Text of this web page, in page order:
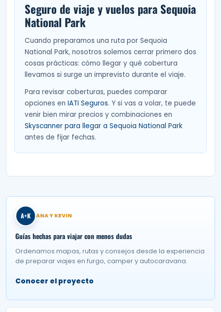
Seguro de viaje y vuelos para Sequoia
National Park
Cuando preparamos una ruta por Sequoia
National Park, nosotros solemos cerrar primero dos
cosas prácticas: cómo llegar y qué cobertura
llevamos si surge un imprevisto durante el viaje.
Para revisar coberturas, puedes comparar
opciones en IATI Seguros. Y si vas a volar, te puede
venir bien mirar precios y combinaciones en
Skyscanner para llegar a Sequoia National Park
antes de fijar fechas.
A+K ANA Y KEVIN
Guías hechas para viajar con menos dudas
Ordenamos mapas, rutas y consejos desde la experiencia
de preparar viajes en furgo, camper y autocaravana.
Conocer el proyecto